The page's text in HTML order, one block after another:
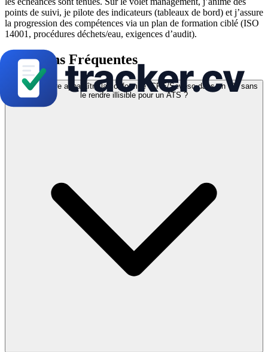
points de suivi, je pilote des indicateurs (tableaux de bord) et j’assure
la progression des compétences via un plan de formation ciblé (ISO
14001, procédures déchets/eau, exigences d’audit).
Questions Fréquentes
Comment faire apparaître la conformité ICPE/Seveso dans un CV sans
le rendre illisible pour un ATS ?